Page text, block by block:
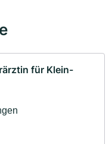
für Klein-